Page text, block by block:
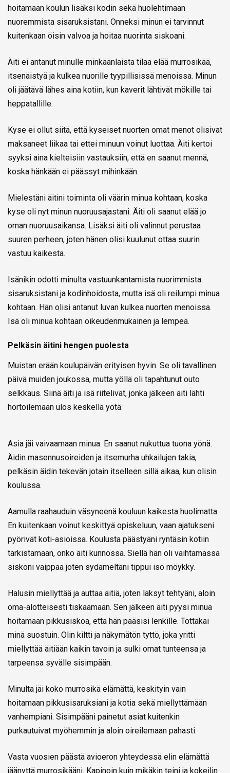
hoitamaan koulun lisäksi kodin sekä huolehtimaan
nuoremmista sisaruksistani. Onneksi minun ei tarvinnut
kuitenkaan öisin valvoa ja hoitaa nuorinta siskoani.
Äiti ei antanut minulle minkäänlaista tilaa elää murrosikää,
itsenäistyä ja kulkea nuorille tyypillisissä menoissa. Minun
oli jäätävä lähes aina kotiin, kun kaverit lähtivät mökille tai
heppatallille.
Kyse ei ollut siitä, että kyseiset nuorten omat menot olisivat
maksaneet liikaa tai ettei minuun voinut luottaa. Äiti kertoi
syyksi aina kielteisiin vastauksiin, että en saanut mennä,
koska hänkään ei päässyt mihinkään.
Mielestäni äitini toiminta oli väärin minua kohtaan, koska
kyse oli nyt minun nuoruusajastani. Äiti oli saanut elää jo
oman nuoruusaikansa. Lisäksi äiti oli valinnut perustaa
suuren perheen, joten hänen olisi kuulunut ottaa suurin
vastuu kaikesta.
Isänikin odotti minulta vastuunkantamista nuorimmista
sisaruksistani ja kodinhoidosta, mutta isä oli reilumpi minua
kohtaan. Hän olisi antanut luvan kulkea nuorten menoissa.
Isä oli minua kohtaan oikeudenmukainen ja lempeä.
Pelkäsin äitini hengen puolesta
Muistan erään koulupäivän erityisen hyvin. Se oli tavallinen
päivä muiden joukossa, mutta yöllä oli tapahtunut outo
selkkaus. Siinä äiti ja isä riitelivät, jonka jälkeen äiti lähti
hortoilemaan ulos keskellä yötä.
Asia jäi vaivaamaan minua. En saanut nukuttua tuona yönä.
Äidin masennusoireiden ja itsemurha uhkailujen takia,
pelkäsin äidin tekevän jotain itselleen sillä aikaa, kun olisin
koulussa.
Aamulla raahauduin väsyneenä kouluun kaikesta huolimatta.
En kuitenkaan voinut keskittyä opiskeluun, vaan ajatukseni
pyörivät koti-asioissa. Koulusta päästyäni ryntäsin kotiin
tarkistamaan, onko äiti kunnossa. Siellä hän oli vaihtamassa
siskoni vaippaa joten sydämeltäni tippui iso möykky.
Halusin miellyttää ja auttaa äitiä, joten läksyt tehtyäni, aloin
oma-alotteisesti tiskaamaan. Sen jälkeen äiti pyysi minua
hoitamaan pikkusiskoa, että hän pääsisi lenkille. Tottakai
minä suostuin. Olin kiltti ja näkymätön tyttö, joka yritti
miellyttää äitiään kaikin tavoin ja sulki omat tunteensa ja
tarpeensa syvälle sisimpään.
Minulta jäi koko murrosikä elämättä, keskityin vain
hoitamaan pikkusisaruksiani ja kotia sekä miellyttämään
vanhempiani. Sisimpääni painetut asiat kuitenkin
purkautuivat myöhemmin ja aloin oireilemaan pahasti.
Vasta vuosien päästä avioeron yhteydessä elin elämättä
jäänyttä murrosikääni. Kapinoin kuin mikäkin teini ja kokeilin